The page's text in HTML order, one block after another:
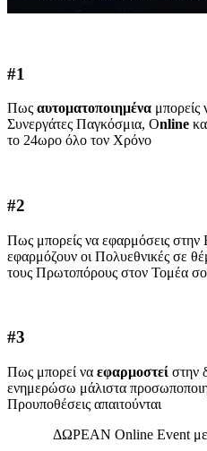
#1
Πως αυτοματοποιημένα μπορείς
Συνεργάτες Παγκόσμια, Online
το 24ωρο όλο τον Χρόνο
#2
Πως μπορείς να εφαρμόσεις στην
εφαρμόζουν οι Πολυεθνικές σε
τους Πρωτοπόρους στον Τομέα
#3
Πως μπορεί να εφαρμοστεί στην
ενημερώσω μάλιστα
Προυποθέσεις απαιτούνται
ΔΩΡΕΑΝ Online Event με